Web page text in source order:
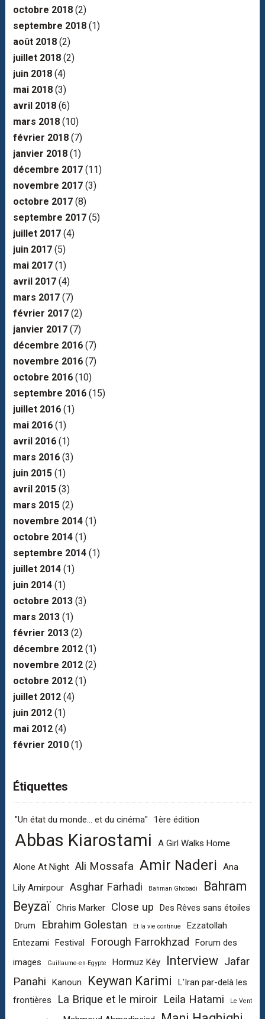
octobre 2018(2)
septembre 2018(1)
août 2018(2)
juillet 2018(2)
juin 2018(4)
mai 2018(3)
avril 2018(6)
mars 2018(10)
février 2018(7)
janvier 2018(1)
décembre 2017(11)
novembre 2017(3)
octobre 2017(8)
septembre 2017(5)
juillet 2017(4)
juin 2017(5)
mai 2017(1)
avril 2017(4)
mars 2017(7)
février 2017(2)
janvier 2017(7)
décembre 2016(7)
novembre 2016(7)
octobre 2016(10)
septembre 2016(15)
juillet 2016(1)
mai 2016(1)
avril 2016(1)
mars 2016(3)
juin 2015(1)
avril 2015(3)
mars 2015(2)
novembre 2014(1)
octobre 2014(1)
septembre 2014(1)
juillet 2014(1)
juin 2014(1)
octobre 2013(3)
mars 2013(1)
février 2013(2)
décembre 2012(1)
novembre 2012(2)
octobre 2012(1)
juillet 2012(4)
juin 2012(1)
mai 2012(4)
février 2010(1)
Étiquettes
"Un état du monde... et du cinéma" 1ère édition
Abbas Kiarostami A Girl Walks Home
Alone At Night Ali Mossafa Amir Naderi
Ana
Lily Amirpour Asghar Farhadi Bahman Ghobadi
Bahram
Beyzaï Chris Marker Close up
Des Rêves sans étoiles
Drum
Ebrahim Golestan Et la vie continue
Ezzatollah
Entezami
Festival Forough Farrokhzad
Forum des
images
Guillaume-en-Egypte Hormuz Kéy Interview Jafar
Panahi
Kanoun Keywan Karimi
L'Iran par-delà les
frontières
La Brique et le miroir Leila Hatami Le Vent